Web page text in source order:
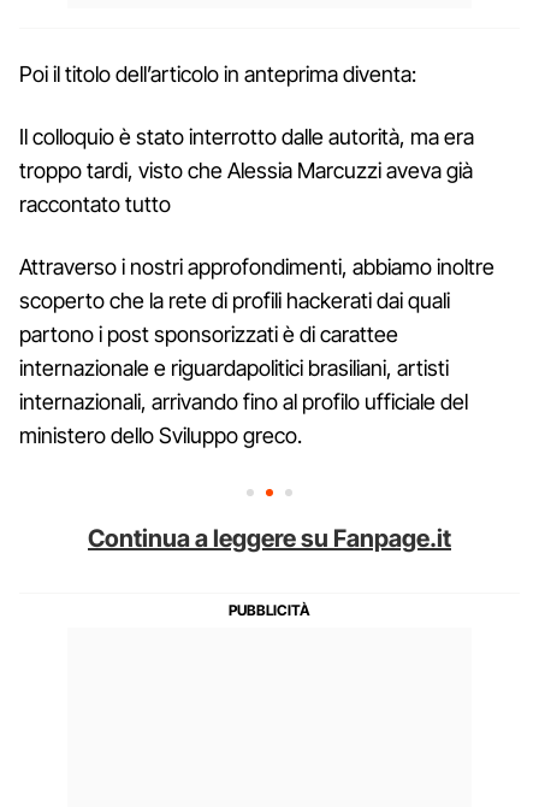
Poi il titolo dell’articolo in anteprima diventa:
Il colloquio è stato interrotto dalle autorità, ma era
troppo tardi, visto che Alessia Marcuzzi aveva già
raccontato tutto
Attraverso i nostri approfondimenti, abbiamo inoltre
scoperto che la rete di profili hackerati dai quali
partono i post sponsorizzati è di carattee
internazionale e riguardapolitici brasiliani, artisti
internazionali, arrivando fino al profilo ufficiale del
ministero dello Sviluppo greco.
Continua a leggere su Fanpage.it